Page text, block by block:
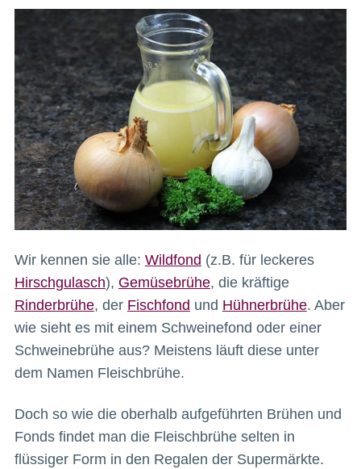
Wir kennen sie alle: Wildfond (z.B. für leckeres
Hirschgulasch), Gemüsebrühe, die kräftige
Rinderbrühe, der Fischfond und Hühnerbrühe. Aber
wie sieht es mit einem Schweinefond oder einer
Schweinebrühe aus? Meistens läuft diese unter
dem Namen Fleischbrühe.
Doch so wie die oberhalb aufgeführten Brühen und
Fonds findet man die Fleischbrühe selten in
flüssiger Form in den Regalen der Supermärkte.